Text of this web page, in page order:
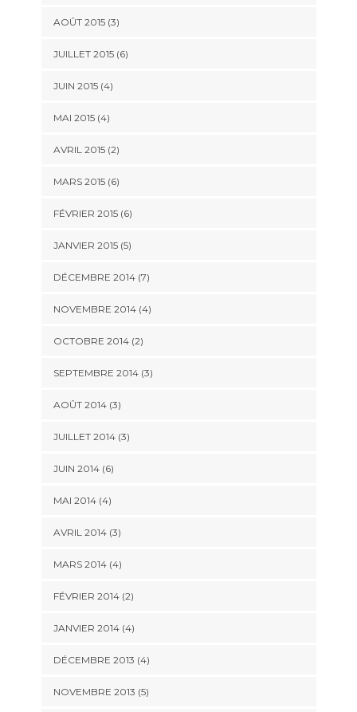
AOÛT 2015(3)
JUILLET 2015(6)
JUIN 2015(4)
MAI 2015(4)
AVRIL 2015(2)
MARS 2015(6)
FÉVRIER 2015(6)
JANVIER 2015(5)
DÉCEMBRE 2014(7)
NOVEMBRE 2014(4)
OCTOBRE 2014(2)
SEPTEMBRE 2014(3)
AOÛT 2014(3)
JUILLET 2014(3)
JUIN 2014(6)
MAI 2014(4)
AVRIL 2014(3)
MARS 2014(4)
FÉVRIER 2014(2)
JANVIER 2014(4)
DÉCEMBRE 2013 (4)
NOVEMBRE 2013 (5)